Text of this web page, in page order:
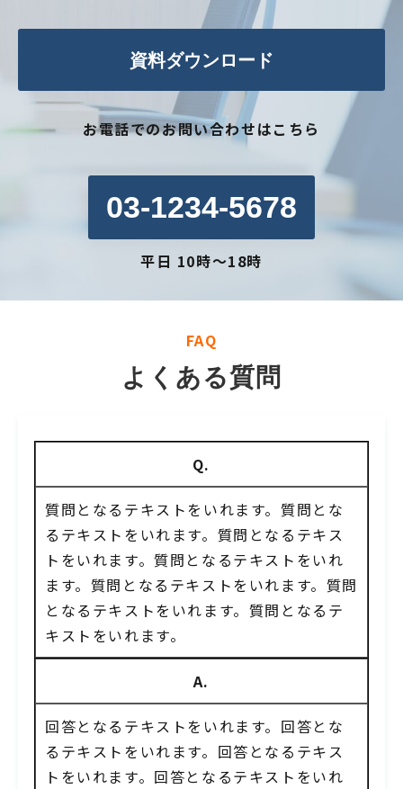
資料ダウンロード
お電話でのお問い合わせはこちら
03-1234-5678
平日 10時～18時
FAQ
よくある質問
Q.
質問となるテキストをいれます。質問とな
るテキストをいれます。質問となるテキス
トをいれます。質問となるテキストをいれ
ます。質問となるテキストをいれます。質問
となるテキストをいれます。質問となるテ
キストをいれます。
A.
回答となるテキストをいれます。回答とな
るテキストをいれます。回答となるテキス
トをいれます。回答となるテキストをいれ